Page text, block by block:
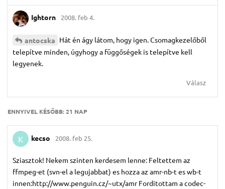
Ightorn 2008. feb 4.
antocska Hát én ágy látom, hogy igen. Csomagkezelőből
telepítve minden, úgyhogy a függőségek is telepítve kell
legyenek.
Válasz
ENNYIVEL KÉSŐBB:21 NAP
K kecso 2008. feb 25.
Sziasztok! Nekem szinten kerdesem lenne: Feltettem az
ffmpeg-et (svn-el a legujabbat) es hozza az amr-nb-t es wb-t
innen:http://www.penguin.cz/~utx/amr Forditottam a codec-